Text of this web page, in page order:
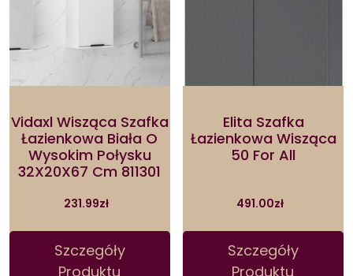
Vidaxl Wisząca Szafka
Łazienkowa Biała O
Wysokim Połysku
32X20X67 Cm 811301
231.99zł
Szczegóły
Produktu
Elita Szafka
Łazienkowa Wisząca
50 For All
491.00zł
Szczegóły
Produktu